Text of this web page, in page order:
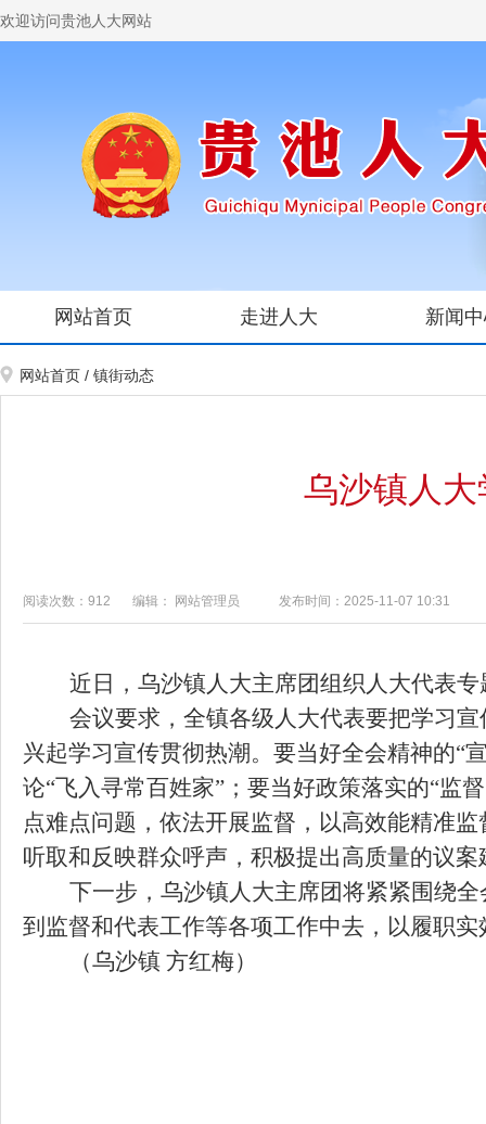
欢迎访问贵池人大网站
网站首页 走进人大 新闻
网站首页 / 镇街动态
乌沙镇人
阅读次数：912 编辑： 网站管理员 发布时间：2025-11-07 10:31
近日，乌沙镇人大主席团组织人大代表
会议要求，全镇各级人大代表要把学习
兴起学习宣传贯彻热潮。要当好全会精神的“
论“飞入寻常百姓家”；要当好政策落实的“监
点难点问题，依法开展监督，以高效能精准
听取和反映群众呼声，积极提出高质量的议
下一步，乌沙镇人大主席团将紧紧围绕
到监督和代表工作等各项工作中去，以履职
（乌沙镇 方红梅）